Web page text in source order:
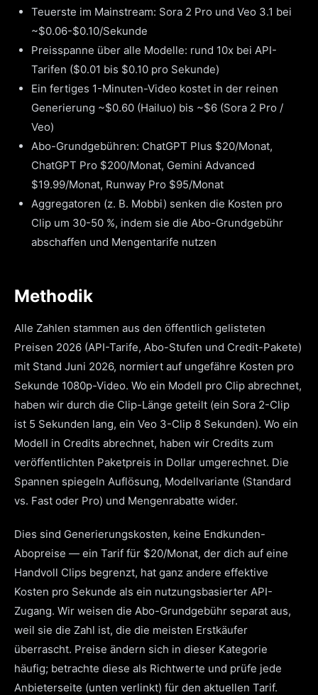
Teuerste im Mainstream: Sora 2 Pro und Veo 3.1 bei
~$0.06-$0.10/Sekunde
Preisspanne über alle Modelle: rund 10x bei API-
Tarifen ($0.01 bis $0.10 pro Sekunde)
Ein fertiges 1-Minuten-Video kostet in der reinen
Generierung ~$0.60 (Hailuo) bis ~$6 (Sora 2 Pro /
Veo)
Abo-Grundgebühren: ChatGPT Plus $20/Monat,
ChatGPT Pro $200/Monat, Gemini Advanced
$19.99/Monat, Runway Pro $95/Monat
Aggregatoren (z. B. Mobbi) senken die Kosten pro
Clip um 30-50 %, indem sie die Abo-Grundgebühr
abschaffen und Mengentarife nutzen
Methodik
Alle Zahlen stammen aus den öffentlich gelisteten
Preisen 2026 (API-Tarife, Abo-Stufen und Credit-Pakete)
mit Stand Juni 2026, normiert auf ungefähre Kosten pro
Sekunde 1080p-Video. Wo ein Modell pro Clip abrechnet,
haben wir durch die Clip-Länge geteilt (ein Sora 2-Clip
ist 5 Sekunden lang, ein Veo 3-Clip 8 Sekunden). Wo ein
Modell in Credits abrechnet, haben wir Credits zum
veröffentlichten Paketpreis in Dollar umgerechnet. Die
Spannen spiegeln Auflösung, Modellvariante (Standard
vs. Fast oder Pro) und Mengenrabatte wider.
Dies sind Generierungskosten, keine Endkunden-
Abopreise — ein Tarif für $20/Monat, der dich auf eine
Handvoll Clips begrenzt, hat ganz andere effektive
Kosten pro Sekunde als ein nutzungsbasierter API-
Zugang. Wir weisen die Abo-Grundgebühr separat aus,
weil sie die Zahl ist, die die meisten Erstkäufer
überrascht. Preise ändern sich in dieser Kategorie
häufig; betrachte diese als Richtwerte und prüfe jede
Anbieterseite (unten verlinkt) für den aktuellen Tarif.